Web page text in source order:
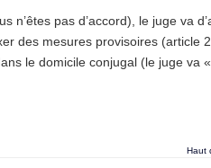
n’êtes pas d’accord), le juge va
des mesures provisoires (article
le domicile conjugal (le juge va «
Haut